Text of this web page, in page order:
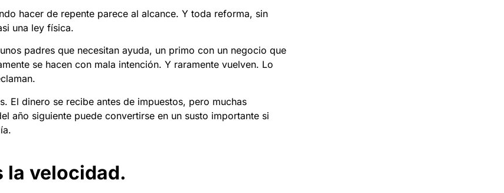
hacer de repente parece al alcance. Y toda reforma, sin
una ley física.
padres que necesitan ayuda, un primo con un negocio que
se hacen con mala intención. Y raramente vuelven. Lo
El dinero se recibe antes de impuestos, pero muchas
año siguiente puede convertirse en un susto importante si
la velocidad.